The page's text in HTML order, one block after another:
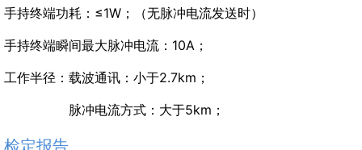
手持终端功耗：≤1W；（无脉冲电流发送时）
手持终端瞬间最大脉冲电流：10A；
工作半径：载波通讯：小于2.7km；
脉冲电流方式：大于5km；
检定报告